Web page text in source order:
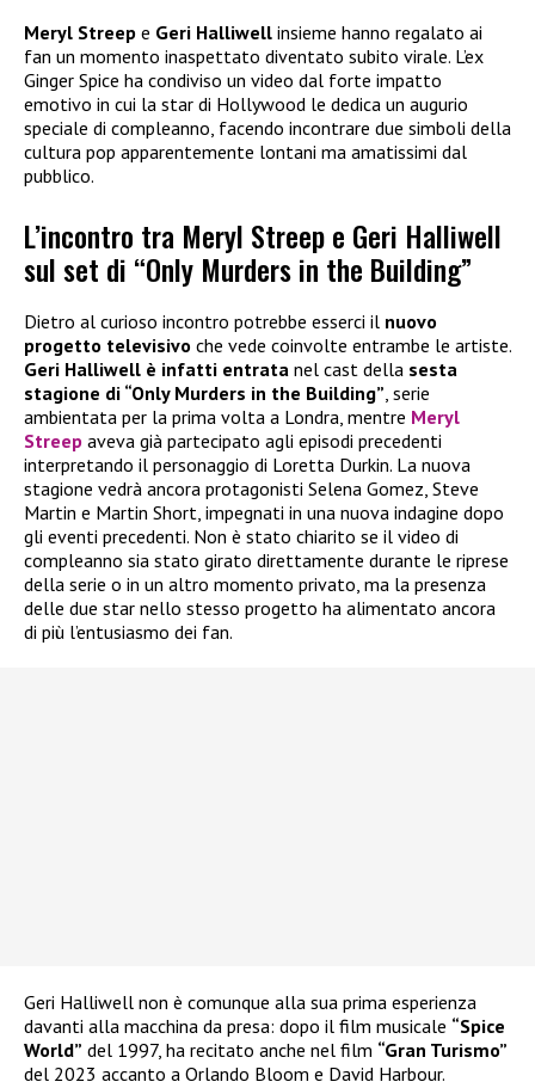
Meryl Streep e Geri Halliwell insieme hanno regalato ai
fan un momento inaspettato diventato subito virale. L’ex
Ginger Spice ha condiviso un video dal forte impatto
emotivo in cui la star di Hollywood le dedica un augurio
speciale di compleanno, facendo incontrare due simboli della
cultura pop apparentemente lontani ma amatissimi dal
pubblico.
L’incontro tra Meryl Streep e Geri Halliwell
sul set di “Only Murders in the Building”
Dietro al curioso incontro potrebbe esserci il nuovo
progetto televisivo che vede coinvolte entrambe le artiste.
Geri Halliwell è infatti entrata nel cast della sesta
stagione di “Only Murders in the Building”, serie
ambientata per la prima volta a Londra, mentre Meryl
Streep aveva già partecipato agli episodi precedenti
interpretando il personaggio di Loretta Durkin. La nuova
stagione vedrà ancora protagonisti Selena Gomez, Steve
Martin e Martin Short, impegnati in una nuova indagine dopo
gli eventi precedenti. Non è stato chiarito se il video di
compleanno sia stato girato direttamente durante le riprese
della serie o in un altro momento privato, ma la presenza
delle due star nello stesso progetto ha alimentato ancora
di più l’entusiasmo dei fan.
Geri Halliwell non è comunque alla sua prima esperienza
davanti alla macchina da presa: dopo il film musicale “Spice
World” del 1997, ha recitato anche nel film “Gran Turismo”
del 2023 accanto a Orlando Bloom e David Harbour.